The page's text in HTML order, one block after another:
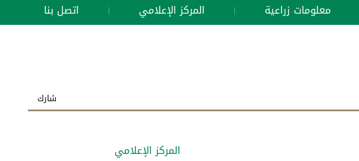
معلومات زراعية | المركز الإعلامي | اتصل بنا
شارك
المركز الإعلامي